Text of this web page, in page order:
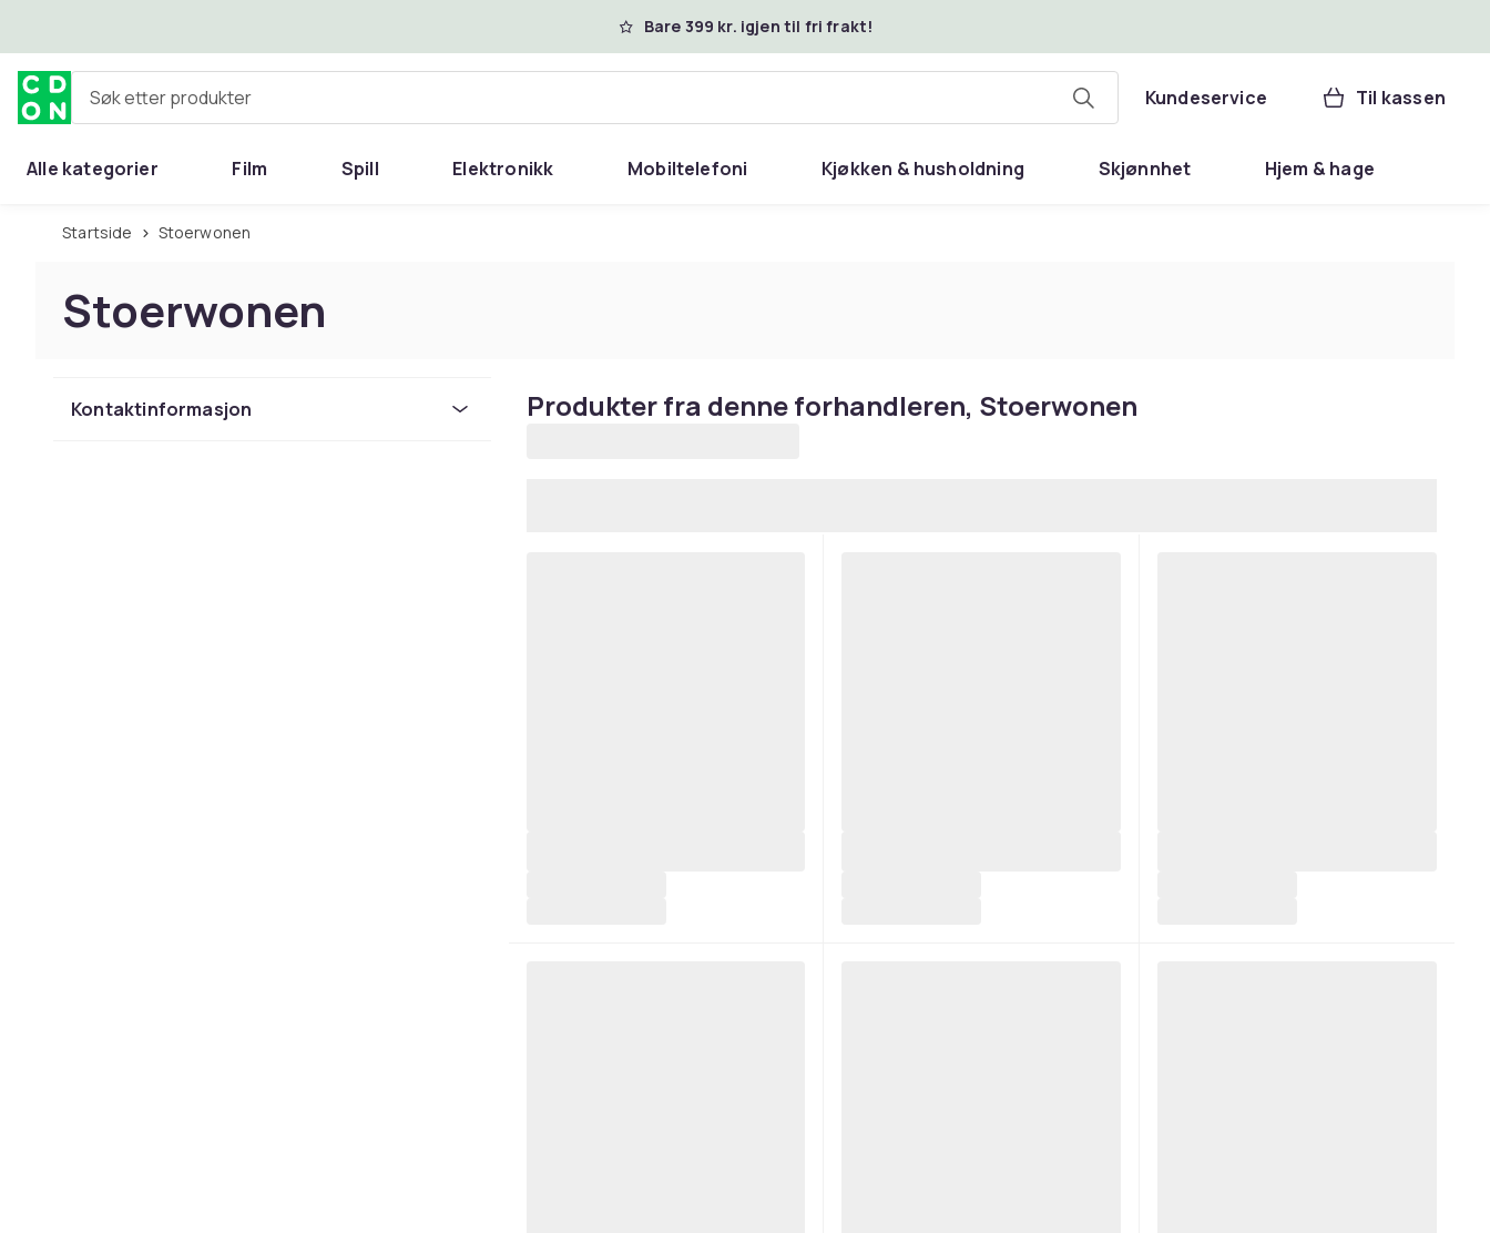
Bare 399 kr. igjen til fri frakt!
Søk etter produkter Kundeservice Til kassen
Alle kategorier Film Spill Elektronikk Mobiltelefoni Kjøkken & husholdning Skjønnhet Hjem & hage
Startside Stoerwonen
Stoerwonen
Kontaktinformasjon Produkter fra denne forhandleren, Stoerwonen